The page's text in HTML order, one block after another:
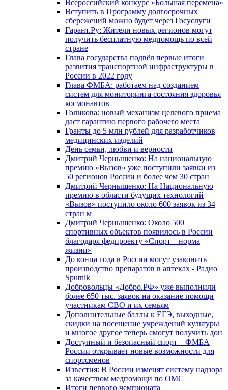
Всероссийский конкурс «Большая перемена»
Вступить в Программу долгосрочных
сбережений можно будет через Госуслуги
Гарант.Ру: Жители новых регионов могут
получить бесплатную медпомощь по всей
стране
Глава государства подвёл первые итоги
развития транспортной инфраструктуры в
России в 2022 году
Глава ФМБА: работаем над созданием
систем для мониторинга состояния здоровья
космонавтов
Голикова: новый механизм целевого приема
даст гарантию первого рабочего места
Гранты до 5 млн рублей для разработчиков
медицинских изделий
День семьи, любви и верности
Дмитрий Чернышенко: На национальную
премию «Вызов» уже поступили заявки из
50 регионов России и более чем 30 стран
Дмитрий Чернышенко: На Национальную
премию в области будущих технологий
«Вызов» поступило около 600 заявок из 34
стран м
Дмитрий Чернышенко: Около 500
спортивных объектов появилось в России
благодаря федпроекту «Спорт – норма
жизни»
До конца года в России могут узаконить
производство препаратов в аптеках - Радио
Sputnik
Добровольцы «Добро.РФ» уже выполнили
более 650 тыс. заявок на оказание помощи
участникам СВО и их семьям
Дополнительные баллы к ЕГЭ, выходные,
скидки на посещение учреждений культуры
и многое другое теперь смогут получить дон
Доступный и безопасный спорт – ФМБА
России открывает новые возможности для
спортсменов
Известия: В России изменят систему надзора
за качеством медпомощи по ОМС
Итоги первого чемпионата